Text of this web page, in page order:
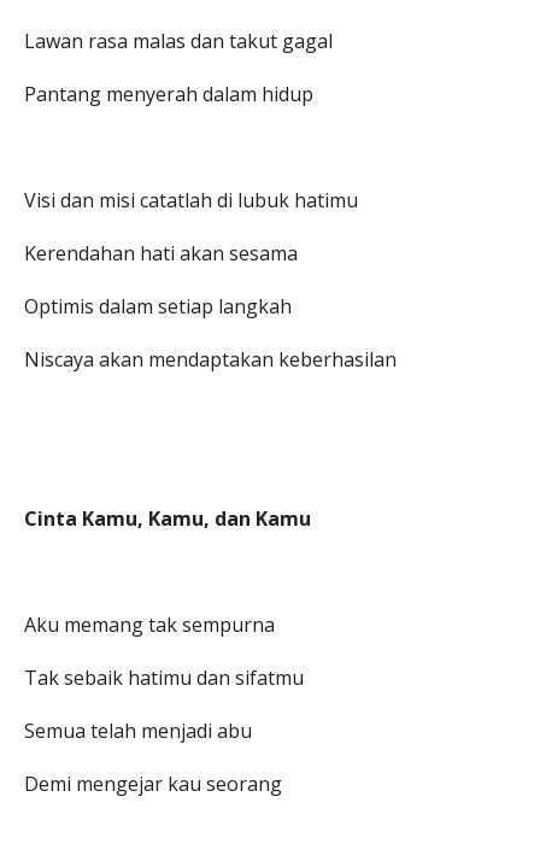
Lawan rasa malas dan takut gagal
Pantang menyerah dalam hidup
Visi dan misi catatlah di lubuk hatimu
Kerendahan hati akan sesama
Optimis dalam setiap langkah
Niscaya akan mendaptakan keberhasilan
Cinta Kamu, Kamu, dan Kamu
Aku memang tak sempurna
Tak sebaik hatimu dan sifatmu
Semua telah menjadi abu
Demi mengejar kau seorang